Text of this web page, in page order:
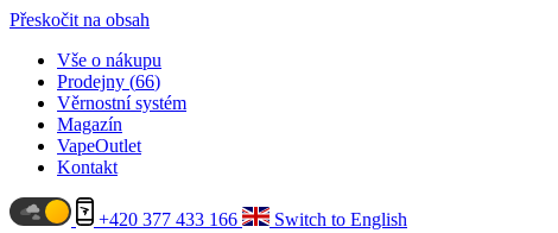
Přeskočit na obsah
Vše o nákupu
Prodejny (66)
Věrnostní systém
Magazín
VapeOutlet
Kontakt
+420 377 433 166
Switch to English